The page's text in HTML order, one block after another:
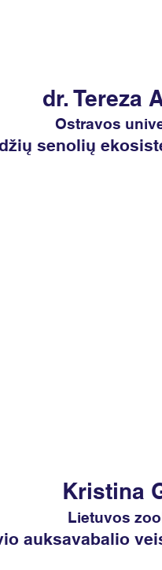
Lietuvos
– greitkelis
dr. Tereza
Ostravos
senolių
Kristina
Lietuvos
auksavabalio